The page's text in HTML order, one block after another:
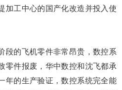
加工中心的国产化改造并投入使
的飞机零件非常昂贵，数控系
零件报废，华中数控和沈飞都承
年的生产验证，数控系统完全能